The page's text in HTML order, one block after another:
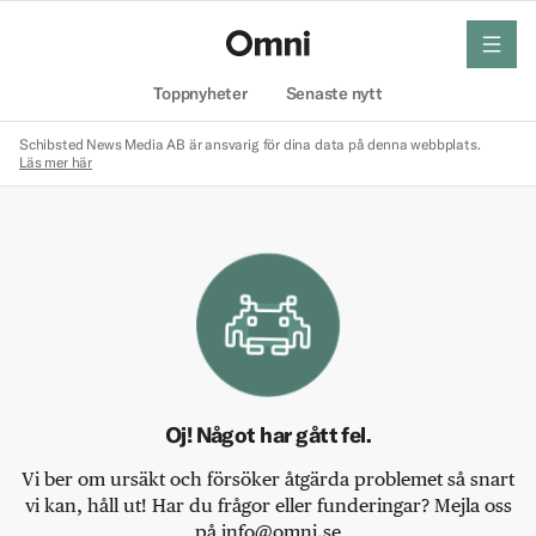
Toppnyheter Senaste nytt
meny
Schibsted News Media AB är ansvarig för dina data på denna webbplats.
Läs mer här
Oj! Något har gått fel.
Vi ber om ursäkt och försöker åtgärda problemet så snart
vi kan, håll ut! Har du frågor eller funderingar? Mejla oss